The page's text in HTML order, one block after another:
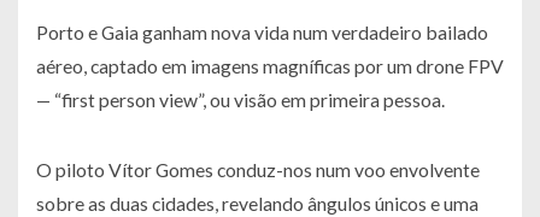
Porto e Gaia ganham nova vida num verdadeiro bailado
aéreo, captado em imagens magníficas por um drone FPV
— “first person view”, ou visão em primeira pessoa.
O piloto Vítor Gomes conduz-nos num voo envolvente
sobre as duas cidades, revelando ângulos únicos e uma